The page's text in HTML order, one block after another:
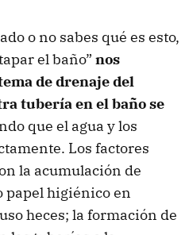
o no sabes qué es esto,
el baño” nos
de drenaje del
tubería en el baño se
que el agua y los
Los factores
la acumulación de
papel higiénico en
heces; la formación de